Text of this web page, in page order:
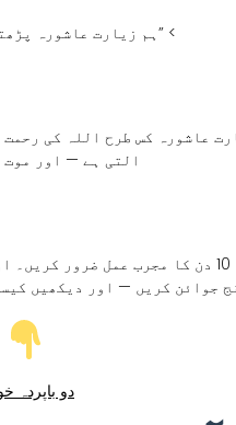
“ہم زیارت عاشورہ پڑھتے ہیں، اور یہی ہمیں بچاتی ہے۔” <
عاشورہ کس طرح اللہ کی
التی ہے — اور
جوائن کریں — اور دیکھیں
دو باپردہ